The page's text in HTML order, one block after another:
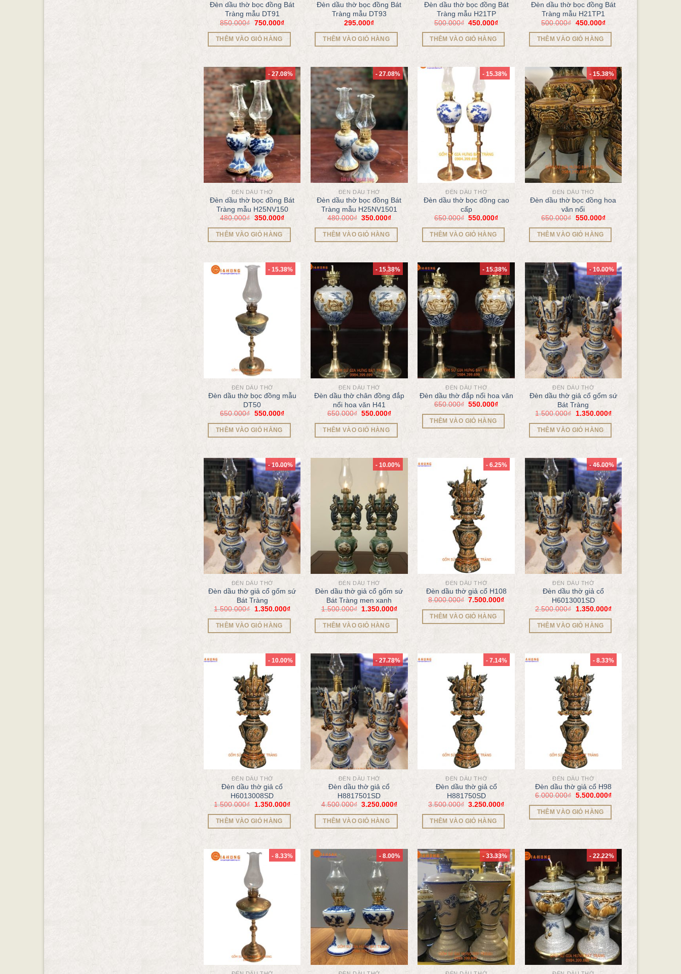
Đèn dầu thờ bọc đồng Bát
Tràng mẫu DT91
850.000₫ 750.000₫
THÊM VÀO GIỎ HÀNG
Đèn dầu thờ bọc đồng Bát
Tràng mẫu DT93
295.000₫
THÊM VÀO GIỎ HÀNG
Đèn dầu thờ bọc đồng Bát
Tràng mẫu H21TP
500.000₫ 450.000₫
THÊM VÀO GIỎ HÀNG
Đèn dầu thờ bọc đồng Bát
Tràng mẫu H21TP1
500.000₫ 450.000₫
THÊM VÀO GIỎ HÀNG
- 27.08%
ĐÈN DẦU THỜ
Đèn dầu thờ bọc đồng Bát
Tràng mẫu H25NV150
480.000₫ 350.000₫
THÊM VÀO GIỎ HÀNG
- 27.08%
ĐÈN DẦU THỜ
Đèn dầu thờ bọc đồng Bát
Tràng mẫu H25NV1501
480.000₫ 350.000₫
THÊM VÀO GIỎ HÀNG
- 15.38%
ĐÈN DẦU THỜ
Đèn dầu thờ bọc đồng cao
cấp
650.000₫ 550.000₫
THÊM VÀO GIỎ HÀNG
- 15.38%
ĐÈN DẦU THỜ
Đèn dầu thờ bọc đồng hoa
văn nổi
650.000₫ 550.000₫
THÊM VÀO GIỎ HÀNG
- 15.38%
ĐÈN DẦU THỜ
Đèn dầu thờ bọc đồng mẫu
DT50
650.000₫ 550.000₫
THÊM VÀO GIỎ HÀNG
- 15.38%
ĐÈN DẦU THỜ
Đèn dầu thờ chân đồng đắp
nổi hoa văn H41
650.000₫ 550.000₫
THÊM VÀO GIỎ HÀNG
- 15.38%
ĐÈN DẦU THỜ
Đèn dầu thờ đắp nổi hoa văn
650.000₫ 550.000₫
THÊM VÀO GIỎ HÀNG
- 10.00%
ĐÈN DẦU THỜ
Đèn dầu thờ giả cổ gốm sứ
Bát Tràng
1.500.000₫ 1.350.000₫
THÊM VÀO GIỎ HÀNG
- 10.00%
ĐÈN DẦU THỜ
Đèn dầu thờ giả cổ gốm sứ
Bát Tràng
1.500.000₫ 1.350.000₫
THÊM VÀO GIỎ HÀNG
- 10.00%
ĐÈN DẦU THỜ
Đèn dầu thờ giả cổ gốm sứ
Bát Tràng men xanh
1.500.000₫ 1.350.000₫
THÊM VÀO GIỎ HÀNG
- 6.25%
ĐÈN DẦU THỜ
Đèn dầu thờ giả cổ H108
8.000.000₫ 7.500.000₫
THÊM VÀO GIỎ HÀNG
- 46.00%
ĐÈN DẦU THỜ
Đèn dầu thờ giả cổ
H6013001SD
2.500.000₫ 1.350.000₫
THÊM VÀO GIỎ HÀNG
- 10.00%
ĐÈN DẦU THỜ
Đèn dầu thờ giả cổ
H6013008SD
1.500.000₫ 1.350.000₫
THÊM VÀO GIỎ HÀNG
- 27.78%
ĐÈN DẦU THỜ
Đèn dầu thờ giả cổ
H8817501SD
4.500.000₫ 3.250.000₫
THÊM VÀO GIỎ HÀNG
- 7.14%
ĐÈN DẦU THỜ
Đèn dầu thờ giả cổ
H881750SD
3.500.000₫ 3.250.000₫
THÊM VÀO GIỎ HÀNG
- 8.33%
ĐÈN DẦU THỜ
Đèn dầu thờ giả cổ H98
6.000.000₫ 5.500.000₫
THÊM VÀO GIỎ HÀNG
- 8.33% - 8.00% - 33.33% - 22.22%